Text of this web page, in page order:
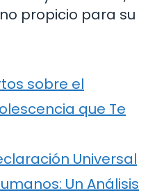
propicio para su
sobre el
que Te
Universal
Un Análisis